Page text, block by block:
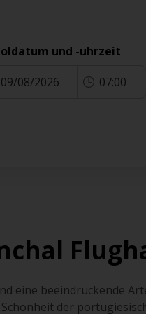
und -uhrzeit
09/08/2026 07:00
eine beeindruckende
der